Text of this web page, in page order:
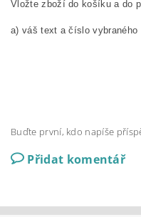
Vložte zboží do košíku a do
a) váš text a číslo
Buďte první, kdo napíše
Přidat komentář